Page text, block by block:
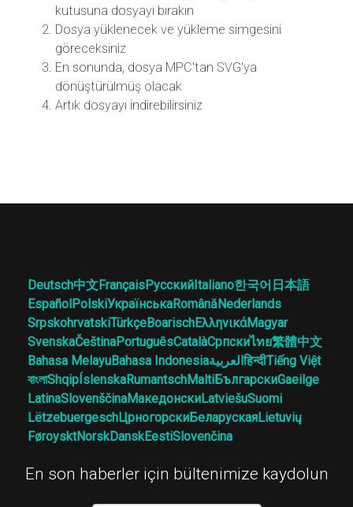
kutusuna dosyayı bırakın
Dosya yüklenecek ve yükleme simgesini
göreceksiniz
En sonunda, dosya MPC'tan SVG'ya
dönüştürülmüş olacak
Artık dosyayı indirebilirsiniz
Deutsch中文FrançaisРусскийItaliano한국어 日本語
EspañolPolskiУкраїнськаRomânăNederlands
SrpskohrvatskiTürkçeBoarischΕλληνικάMagyar
SvenskaČeštinaPortuguêsCatalàСрпскиไทย繁體中文
Bahasa MelayuBahasa Indonesiaالعربيةहिन्दीTiếng Việt
বাংলাShqipÍslenskaRumantschMaltiБългарскиGaeilge
LatinaSlovenščinaМакедонскиLatviešuSuomi
LëtzebuergeschЦрногорскиБеларускаяLietuvių
FøroysktNorskDanskEestiSlovenčina
En son haberler için bültenimize kaydolun